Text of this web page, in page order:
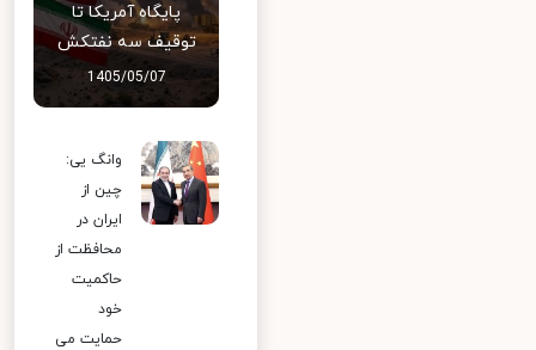
پایگاه آمریکا تا
توقیف سه نفتکش
1405/05/07
وانگ یی:
چین از
ایران در
محافظت از
حاکمیت
خود
حمایت می